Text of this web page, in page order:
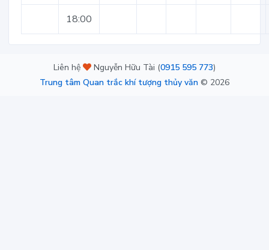
18:00
Liên hệ Nguyễn Hữu Tài (0915 595 773)
Trung tâm Quan trắc khí tượng thủy văn © 2026